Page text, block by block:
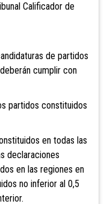
Calificador de
de partidos
cumplir con
partidos constituidos
en todas las
declaraciones
en las regiones en
no inferior al 0,5